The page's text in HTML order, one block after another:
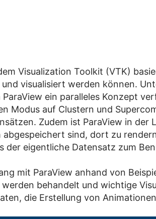
Visualization Toolkit (VTK)
visualisiert werden können.
ParaView ein paralleles Konzept
Modus auf Clustern und
Zudem ist ParaView in
abgespeichert sind, dort zu
der eigentliche Datensatz zum
mit ParaView anhand von
behandelt und wichtige
die Erstellung von